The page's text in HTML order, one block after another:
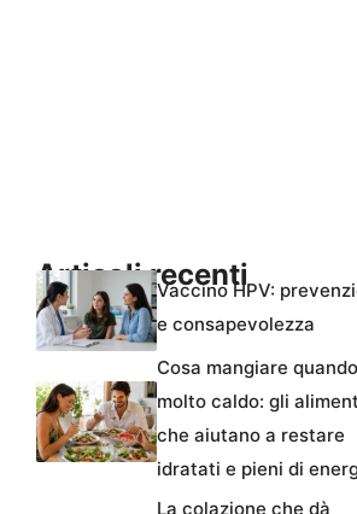
Articoli recenti
Vaccino HPV:
e consapevolezza
Cosa mangiare
molto caldo: gli
che aiutano a restare
idratati e pieni di
La colazione che dà